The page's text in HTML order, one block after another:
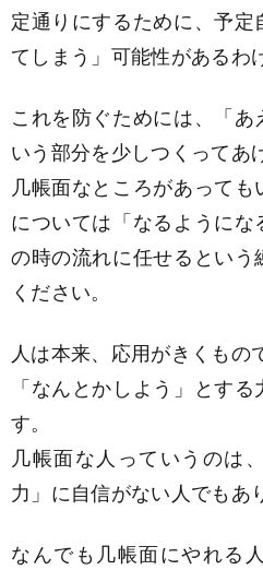
定通りにするために、予
てしまう」可能性があるわ
これを防ぐためには、「
いう部分を少しつくってあ
几帳面なところがあって
については「なるように
の時の流れに任せるとい
ください。
人は本来、応用がきくもの
「なんとかしよう」とす
す。
几帳面な人っていうのは
力」に自信がない人でもあ
なんでも几帳面にやれる